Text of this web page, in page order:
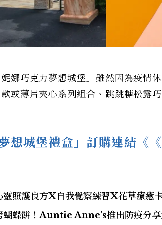
娜巧克力夢想城堡」雖然因為疫情
或薄片夾心系列組合、跳跳糖松露
想城堡禮盒」訂購連結《《
靈照護良方X自我覺察練習X花草療癒
蝴蝶餅！Auntie Anne’s推出防疫分